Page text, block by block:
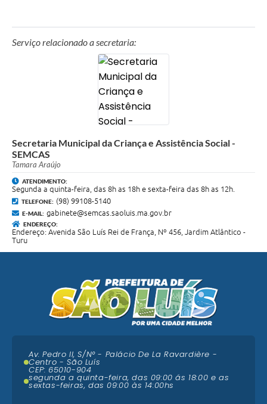
Serviço relacionado a secretaria:
Secretaria Municipal da Criança e Assistência Social -
SEMCAS
Tamara Araújo
ATENDIMENTO:
Segunda a quinta-feira, das 8h as 18h e sexta-feira das 8h as 12h.
TELEFONE: (98) 99108-5140
E-MAIL: gabinete@semcas.saoluis.ma.gov.br
ENDEREÇO:
Endereço: Avenida São Luís Rei de França, Nº 456, Jardim Atlântico -
Turu
Av. Pedro II, S/N° - Palácio De La Ravardière -
Centro - São Luís
CEP: 65010-904
segunda a quinta-feira, das 09:00 ás 18:00 e as
sextas-feiras, das 09:00 às 14:00hs